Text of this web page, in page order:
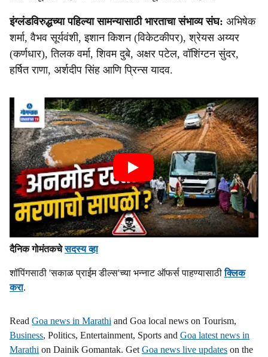
इंग्लंडविरुद्धच्या पहिल्या सामन्यासाठी भारताचा संभाव्य संघ: अभिषेक
शर्मा, वैभव सूर्यवंशी, इशान किशन (विकेटकीपर), श्रेयस अय्यर
(कर्णधार), तिलक वर्मा, शिवम दुबे, अक्षर पटेल, वॉशिंग्टन सुंदर,
हर्षित राणा, अर्शदीप सिंह आणि प्रिन्स यादव.
दैनिक गोमंतकचेसदस्य व्हा
शॉपिंगसाठी 'सकाळ प्राईम डील्स'च्या भन्नाट ऑफर्स पाहण्यासाठीक्लिक
करा.
Read Goa news in Marathi and Goa local news on Tourism,
Business, Politics, Entertainment, Sports and Goa latest news in
Marathi on Dainik Gomantak. Get Goa news live updates on the